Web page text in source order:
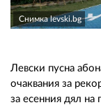
Снимка levski.bg
Левски пусна
очаквания за
за есенния дял на